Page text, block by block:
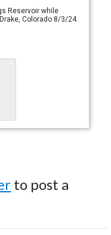
Reservoir while
Colorado 8/3/24.
to post a